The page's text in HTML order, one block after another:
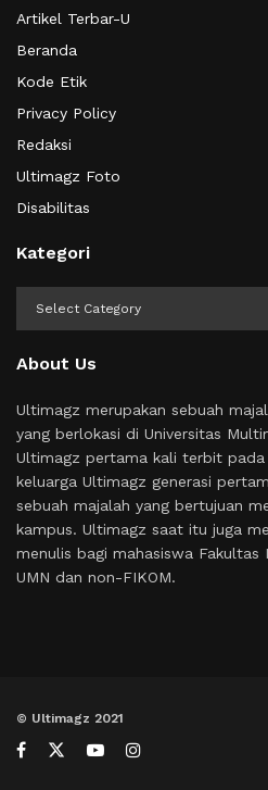
Artikel Terbar-U
Beranda
Kode Etik
Privacy Policy
Redaksi
Ultimagz Foto
Disabilitas
Kategori
About Us
Ultimagz merupakan sebuah
yang berlokasi di Universitas
Ultimagz pertama kali terbit
keluarga Ultimagz generasi
sebuah majalah yang bertujuan
kampus. Ultimagz saat itu juga
menulis bagi mahasiswa Fakultas
UMN dan non-FIKOM.
© Ultimagz 2021